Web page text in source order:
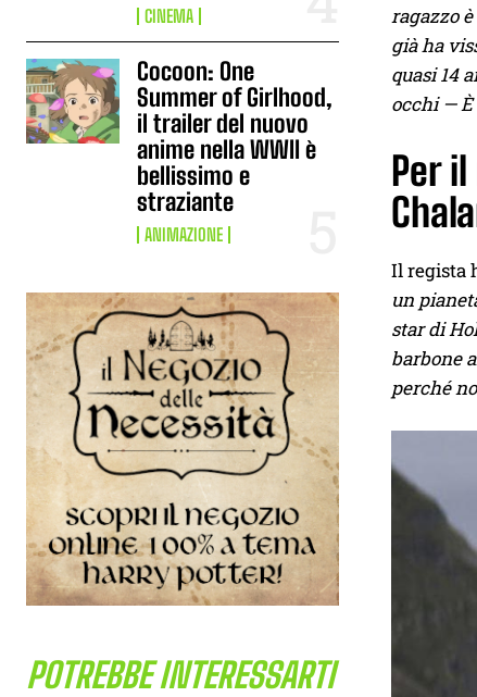
CINEMA
Cocoon: One
Summer of Girlhood,
il trailer del nuovo
anime nella WWII è
bellissimo e
straziante
ANIMAZIONE
POTREBBE INTERESSARTI
ragazzo
già ha
quasi 14
occhi — È
Per
Il regista
un
star di
barbone
perché